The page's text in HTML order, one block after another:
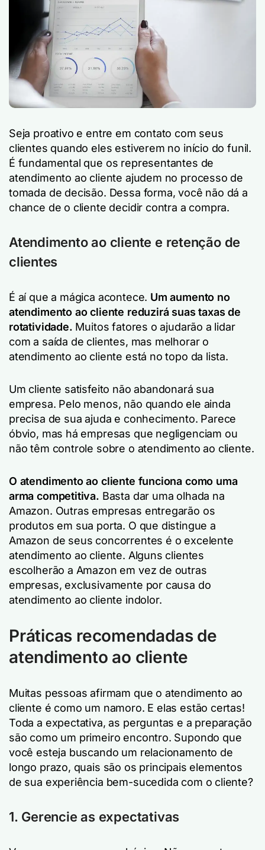
Seja proativo e entre em contato com seus
clientes quando eles estiverem no início do funil.
É fundamental que os representantes de
atendimento ao cliente ajudem no processo de
tomada de decisão. Dessa forma, você não dá a
chance de o cliente decidir contra a compra.
Atendimento ao cliente e retenção de
clientes
É aí que a mágica acontece. Um aumento no
atendimento ao cliente reduzirá suas taxas de
rotatividade. Muitos fatores o ajudarão a lidar
com a saída de clientes, mas melhorar o
atendimento ao cliente está no topo da lista.
Um cliente satisfeito não abandonará sua
empresa. Pelo menos, não quando ele ainda
precisa de sua ajuda e conhecimento. Parece
óbvio, mas há empresas que negligenciam ou
não têm controle sobre o atendimento ao cliente.
O atendimento ao cliente funciona como uma
arma competitiva. Basta dar uma olhada na
Amazon. Outras empresas entregarão os
produtos em sua porta. O que distingue a
Amazon de seus concorrentes é o excelente
atendimento ao cliente. Alguns clientes
escolherão a Amazon em vez de outras
empresas, exclusivamente por causa do
atendimento ao cliente indolor.
Práticas recomendadas de
atendimento ao cliente
Muitas pessoas afirmam que o atendimento ao
cliente é como um namoro. E elas estão certas!
Toda a expectativa, as perguntas e a preparação
são como um primeiro encontro. Supondo que
você esteja buscando um relacionamento de
longo prazo, quais são os principais elementos
de sua experiência bem-sucedida com o cliente?
1. Gerencie as expectativas